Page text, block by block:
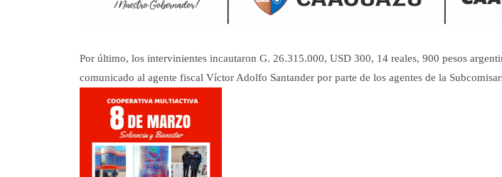
Por último, los intervinientes incautaron G. 26.315.000, USD 300, 14 reales, 900 pesos
comunicado al agente fiscal Víctor Adolfo Santander por parte de los agentes de la